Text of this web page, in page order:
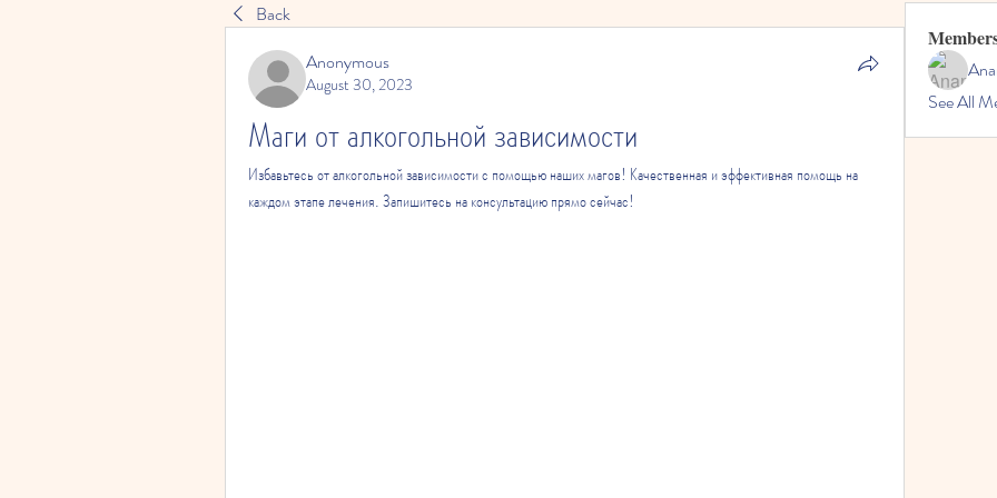
Back
Anonymous
August 30, 2023
Маги от алкогольной зависимости
Избавьтесь от алкогольной зависимости с помощью наших магов! Качественная и эффективная помощь на
каждом этапе лечения. Запишитесь на консультацию прямо сейчас!
See All